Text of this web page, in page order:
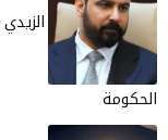
الحكومة